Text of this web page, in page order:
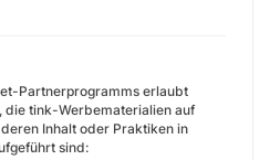
Partnerprogramms erlaubt
die tink-Werbematerialien auf
Inhalt oder Praktiken in
sind: